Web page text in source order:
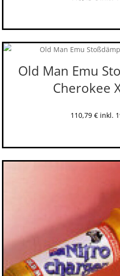
Old Man Emu
Cherokee
110,79 € inkl.